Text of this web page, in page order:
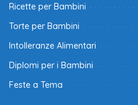
Ricette per Bambini
Torte per Bambini
Intolleranze Alimentari
Diplomi per i Bambini
Feste a Tema